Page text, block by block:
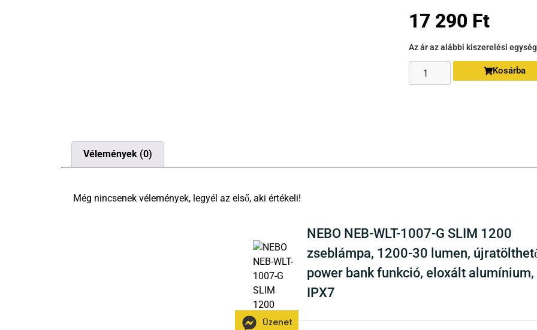
17 290 Ft
Az ár az alábbi kiszerelési
Kosárba
Vélemények (0)
NEBO NEB-WLT-1007-G SLIM 1200
zseblámpa, 1200-30 lumen,
power bank funkció, eloxált alumínium,
IPX7
Üzenet